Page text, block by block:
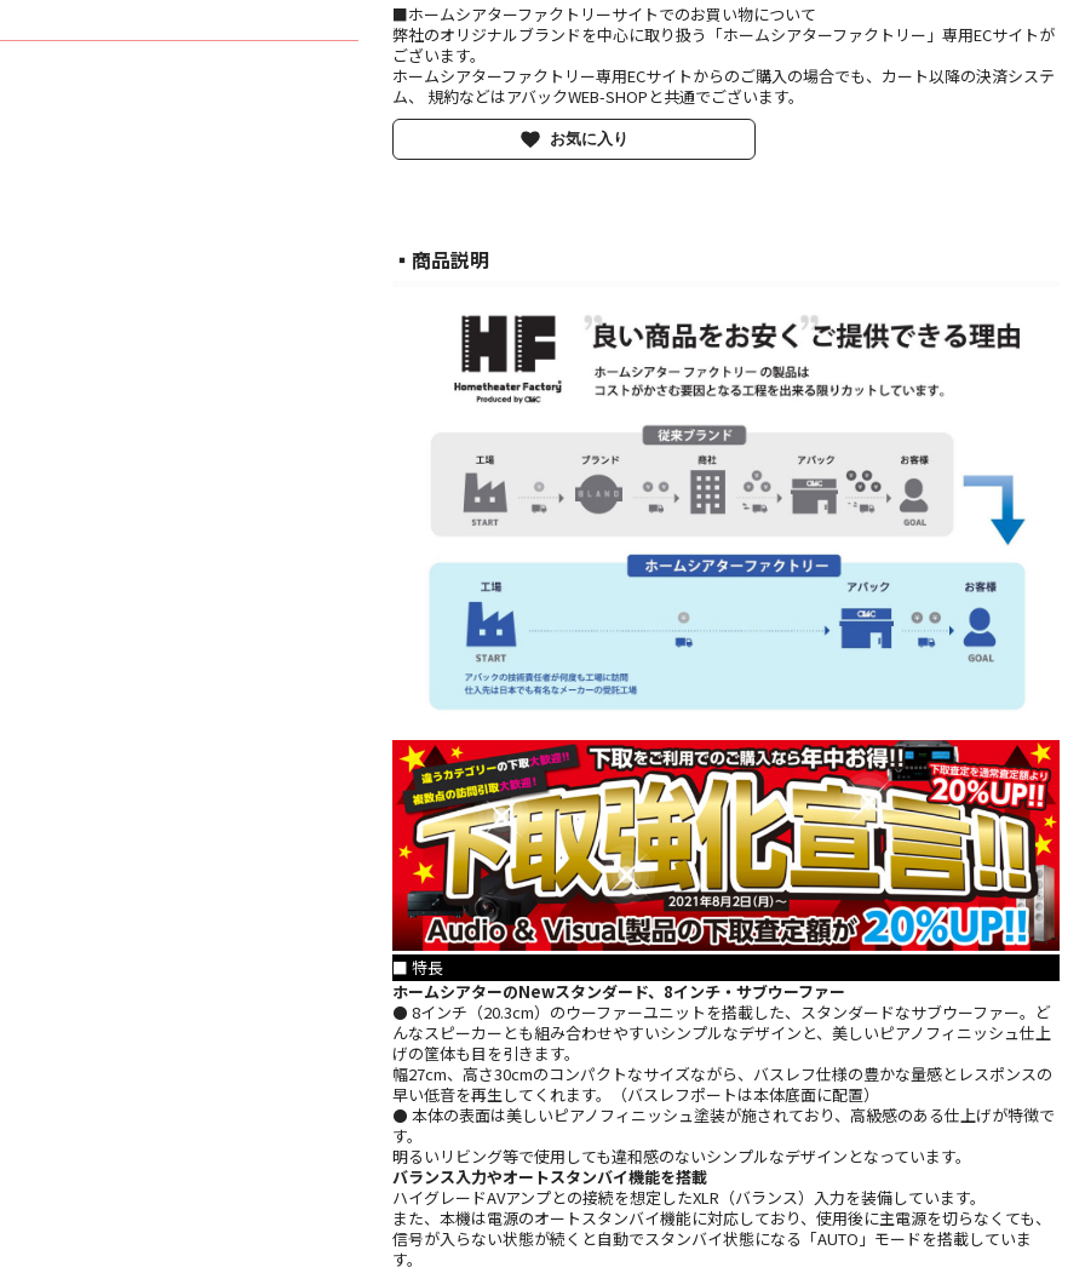
■ホームシアターファクトリーサイトでのお買い物について
弊社のオリジナルブランドを中心に取り扱う「ホームシアターファクトリー」専用ECサイトが
ございます。
ホームシアターファクトリー専用ECサイトからのご購入の場合でも、カート以降の決済システ
ム、 規約などはアバックWEB-SHOPと共通でございます。
お気に入り
▪︎商品説明
■ 特長
ホームシアターのNewスタンダード、8インチ・サブウーファー
⚫ 8インチ（20.3cm）のウーファーユニットを搭載した、スタンダードなサブウーファー。ど
んなスピーカーとも組み合わせやすいシンプルなデザインと、美しいピアノフィニッシュ仕上
げの筐体も目を引きます。
幅27cm、高さ30cmのコンパクトなサイズながら、バスレフ仕様の豊かな量感とレスポンスの
早い低音を再生してくれます。（バスレフポートは本体底面に配置）
⚫ 本体の表面は美しいピアノフィニッシュ塗装が施されており、高級感のある仕上げが特徴で
す。
明るいリビング等で使用しても違和感のないシンプルなデザインとなっています。
バランス入力やオートスタンバイ機能を搭載
ハイグレードAVアンプとの接続を想定したXLR（バランス）入力を装備しています。
また、本機は電源のオートスタンバイ機能に対応しており、使用後に主電源を切らなくても、
信号が入らない状態が続くと自動でスタンバイ状態になる「AUTO」モードを搭載していま
す。